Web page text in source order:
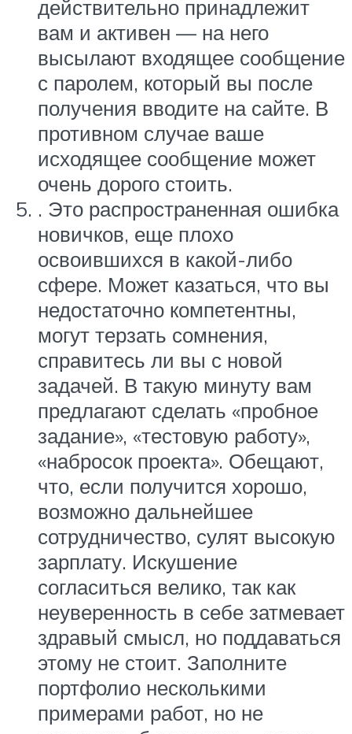
действительно принадлежит
вам и активен — на него
высылают входящее сообщение
с паролем, который вы после
получения вводите на сайте. В
противном случае ваше
исходящее сообщение может
очень дорого стоить.
. Это распространенная ошибка
новичков, еще плохо
освоившихся в какой-либо
сфере. Может казаться, что вы
недостаточно компетентны,
могут терзать сомнения,
справитесь ли вы с новой
задачей. В такую минуту вам
предлагают сделать «пробное
задание», «тестовую работу»,
«набросок проекта». Обещают,
что, если получится хорошо,
возможно дальнейшее
сотрудничество, сулят высокую
зарплату. Искушение
согласиться велико, так как
неуверенность в себе затмевает
здравый смысл, но поддаваться
этому не стоит. Заполните
портфолио несколькими
примерами работ, но не